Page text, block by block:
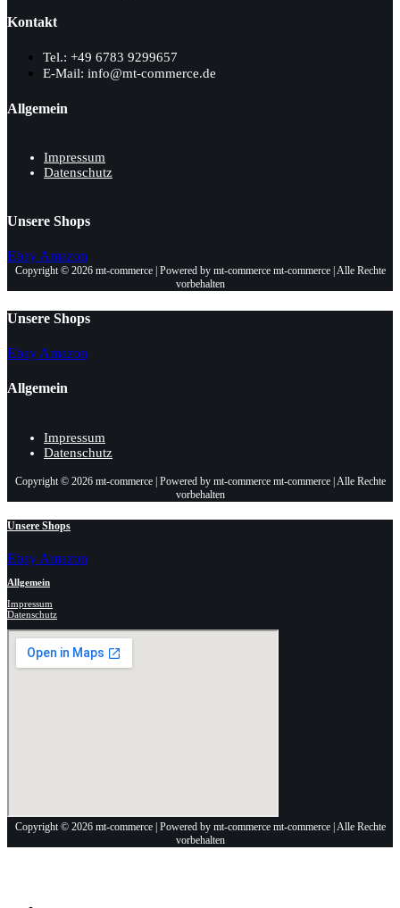
Kontakt
Tel.: +49 6783 9299657
E-Mail: info@mt-commerce.de
Allgemein
Impressum
Datenschutz
Unsere Shops
EbayAmazon
Copyright © 2026 mt-commerce | Powered by mt-commerce mt-commerce | Alle Rechte
vorbehalten
Unsere Shops
Ebay Amazon
Allgemein
Impressum
Datenschutz
Copyright © 2026 mt-commerce | Powered by mt-commerce mt-commerce | Alle Rechte
vorbehalten
Unsere Shops
Ebay Amazon
Allgemein
Impressum
Datenschutz
Copyright © 2026 mt-commerce | Powered by mt-commerce mt-commerce | Alle Rechte
vorbehalten